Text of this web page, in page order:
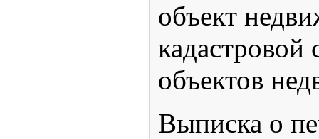
объект
кадастровой
объектов
Выписка о